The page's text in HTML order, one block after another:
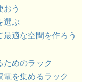
おう
選ぶ
適な空間を作ろう
ためのラック
を集めるラック